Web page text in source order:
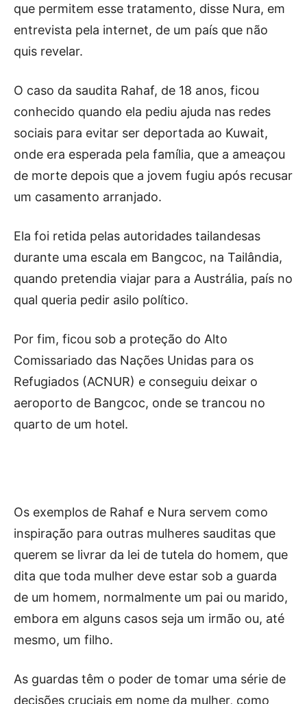
que permitem esse tratamento, disse Nura, em
entrevista pela internet, de um país que não
quis revelar.
O caso da saudita Rahaf, de 18 anos, ficou
conhecido quando ela pediu ajuda nas redes
sociais para evitar ser deportada ao Kuwait,
onde era esperada pela família, que a ameaçou
de morte depois que a jovem fugiu após recusar
um casamento arranjado.
Ela foi retida pelas autoridades tailandesas
durante uma escala em Bangcoc, na Tailândia,
quando pretendia viajar para a Austrália, país no
qual queria pedir asilo político.
Por fim, ficou sob a proteção do Alto
Comissariado das Nações Unidas para os
Refugiados (ACNUR) e conseguiu deixar o
aeroporto de Bangcoc, onde se trancou no
quarto de um hotel.
Os exemplos de Rahaf e Nura servem como
inspiração para outras mulheres sauditas que
querem se livrar da lei de tutela do homem, que
dita que toda mulher deve estar sob a guarda
de um homem, normalmente um pai ou marido,
embora em alguns casos seja um irmão ou, até
mesmo, um filho.
As guardas têm o poder de tomar uma série de
decisões cruciais em nome da mulher, como